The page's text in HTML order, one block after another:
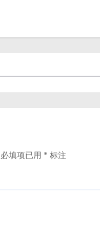
必填项已用 * 标注